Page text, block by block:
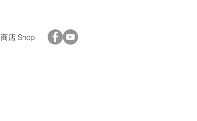
商店 Shop